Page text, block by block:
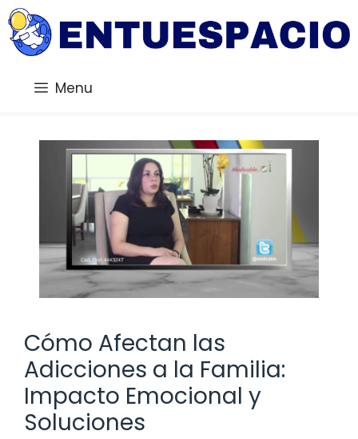
Saltar
al
contenido
Menu
Cómo Afectan las
Adicciones a la Familia:
Impacto Emocional y
Soluciones